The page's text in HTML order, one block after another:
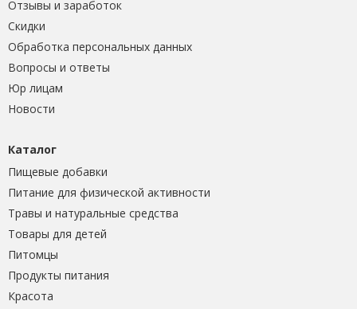
Отзывы и заработок
Скидки
Обработка персональных данных
Вопросы и ответы
Юр лицам
Новости
Каталог
Пищевые добавки
Питание для физической активности
Травы и натуральные средства
Товары для детей
Питомцы
Продукты питания
Красота